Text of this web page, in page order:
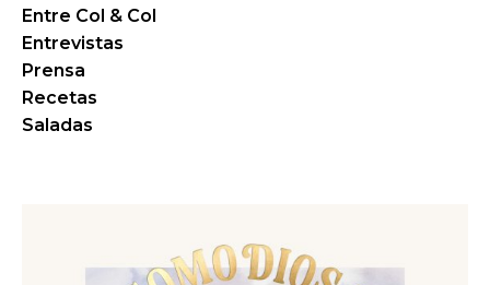
Entre Col & Col
Entrevistas
Prensa
Recetas
Saladas